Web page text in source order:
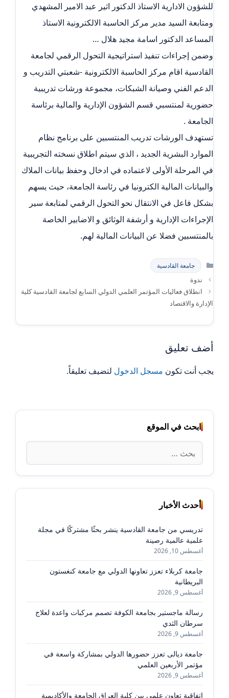
للشؤون الادارية الاستاذ الدكتور اثير عبد الامير المشهدي
ومتابعة السيد مدير مركز الحاسبة الالكترونية الاستاذ
المساعد الدكتور اسامة مجيد هلال …
وضمن إجراءات تنفيذ استراتيجية التحول الرقمي لجامعة
القادسية اقام مركز الحاسبة الالكترونية -شعبتي التدريب و
الدعم الفني وصيانة الشبكات، مجموعة ورشات تدريبية
حضورية لمنتسبي قسم الشؤون الإدارية والمالية برئاسة
الجامعة .
تستهدف الورشات تدريب المنتسبين على برنامج نظام
الموارد البشرية الجديد ، الذي سيتم اطلاق نسخته التجريبية
في المرحلة الأولى لاعتماده في ادخال وحفظ بيانات الملاك
والبيانات المالية الكترونيا في رئاسة الجامعة، حيث يسهم
بشكل فاعل في الانتقال نحو التحول الرقمي لمتابعة سير
الإجراءات الإدارية و أرشفة الوثائق و الاضابير الخاصة
بالمنتسبين فضلا عن البيانات المالية لهم.
التصنيفات
جامعة القادسية
ندوة
انطلاق فعاليات المؤتمر العلمي الدولي السابع لجامعة القادسية كلية
الإدارة والاقتصاد
أضف تعليق
يجب أنت تكون مسجل الدخول لتضيف تعليقاً.
ابحث في الموقع
البحث
عن:
أحدث الأخبار
تدريسي من جامعة القادسية ينشر بحثًا مشتركًا في مجلة
علمية عالمية رصينة
أغسطس 10, 2026
جامعة كربلاء تعزز تعاونها الدولي مع جامعة كنغستون
البريطانية
أغسطس 9, 2026
رسالة ماجستير بجامعة الكوفة تصمم مركبات واعدة لعلاج
سرطان الثدي
أغسطس 9, 2026
جامعة ديالى تعزز حضورها الدولي بمشاركة واسعة في
مؤتمر الأربعين العلمي
أغسطس 9, 2026
اتفاقية تعاون علمي بين كلية العراق الجامعة والأكاديمية